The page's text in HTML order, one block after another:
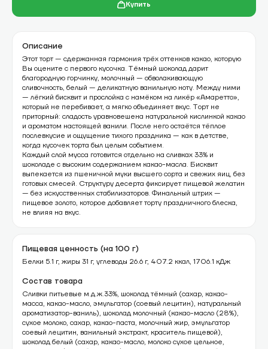
Купить
Описание
Этот торт — сдержанная гармония трёх оттенков какао, которую
Вы оцените с первого кусочка. Тёмный шоколад дарит
благородную горчинку, молочный — обволакивающую
сливочность, белый — деликатную ванильную ноту. Между ними
— лёгкий бисквит и прослойка с намёком на ликёр «Амаретто»,
который не перебивает, а мягко объединяет вкус. Торт не
приторный: сладость уравновешена натуральной кислинкой какао
и ароматом настоящей ванили. После него остаётся тёплое
послевкусие и ощущение тихого праздника — как в детстве,
когда кусочек торта был целым событием.
Каждый слой мусса готовится отдельно на сливках 33% и
шоколаде с высоким содержанием какао-масла. Бисквит
выпекается из пшеничной муки высшего сорта и свежих яиц, без
готовых смесей. Структуру десерта фиксирует пищевой желатин
— без искусственных стабилизаторов. Финальный штрих —
пищевое золото, которое добавляет торту праздничного блеска,
не влияя на вкус.
Пищевая ценность (на 100 г)
Белки 5.1 г, жиры 31 г, углеводы 26.6 г, 407.2 ккал, 1706.1 кДж
Состав товара
Сливки питьевые м.д.ж.33%, шоколад тёмный (сахар, какао-
масса, какао-масло, эмульгатор (соевый лецитин), натуральный
ароматизатор-ваниль), шоколад молочный (какао-масло (28%),
сухое молоко, сахар, какао-паста, молочный жир, эмульгатор
соевый лецитин, ванильный экстракт, краситель пищевой),
шоколад белый (сахар, какао-масло, молоко сухое цельное,